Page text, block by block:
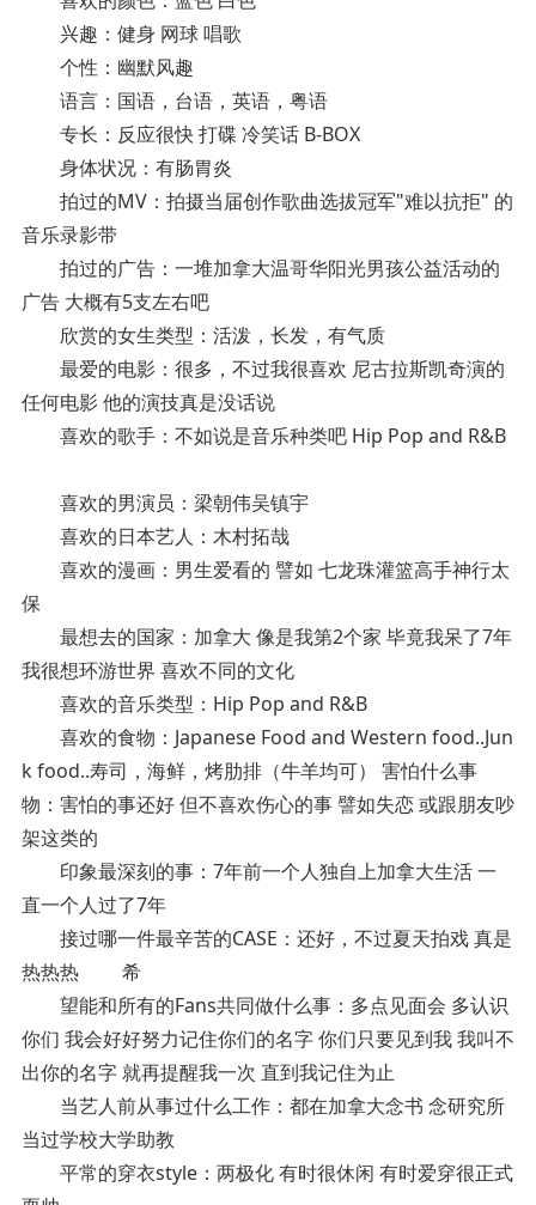
兴趣：健身 网球 唱歌
个性：幽默风趣
语言：国语，台语，英语，粤语
专长：反应很快 打碟 冷笑话 B-BOX
身体状况：有肠胃炎
拍过的MV：拍摄当届创作歌曲选拔冠军"难以抗拒" 的
音乐录影带
拍过的广告：一堆加拿大温哥华阳光男孩公益活动的
广告 大概有5支左右吧
欣赏的女生类型：活泼，长发，有气质
最爱的电影：很多，不过我很喜欢 尼古拉斯凯奇演的
任何电影 他的演技真是没话说
喜欢的歌手：不如说是音乐种类吧 Hip Pop and R&B
喜欢的男演员：梁朝伟吴镇宇
喜欢的日本艺人：木村拓哉
喜欢的漫画：男生爱看的 譬如 七龙珠灌篮高手神行太
保
最想去的国家：加拿大 像是我第2个家 毕竟我呆了7年
我很想环游世界 喜欢不同的文化
喜欢的音乐类型：Hip Pop and R&B
喜欢的食物：Japanese Food and Western food..Jun
k food..寿司，海鲜，烤肋排（牛羊均可） 害怕什么事
物：害怕的事还好 但不喜欢伤心的事 譬如失恋 或跟朋友吵
架这类的
印象最深刻的事：7年前一个人独自上加拿大生活 一
直一个人过了7年
接过哪一件最辛苦的CASE：还好，不过夏天拍戏 真是
热热热 希
望能和所有的Fans共同做什么事：多点见面会 多认识
你们 我会好好努力记住你们的名字 你们只要见到我 我叫不
出你的名字 就再提醒我一次 直到我记住为止
当艺人前从事过什么工作：都在加拿大念书 念研究所
当过学校大学助教
平常的穿衣style：两极化 有时很休闲 有时爱穿很正式